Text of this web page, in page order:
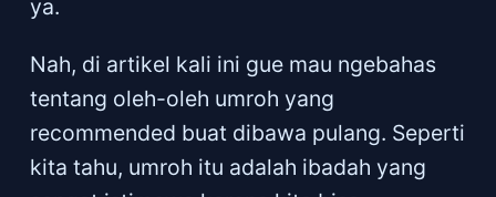
ya.
Nah, di artikel kali ini gue mau ngebahas
tentang oleh-oleh umroh yang
recommended buat dibawa pulang. Seperti
kita tahu, umroh itu adalah ibadah yang